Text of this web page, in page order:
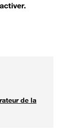
de la